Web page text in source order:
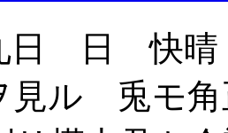
日 日 快晴
見ル 兎モ